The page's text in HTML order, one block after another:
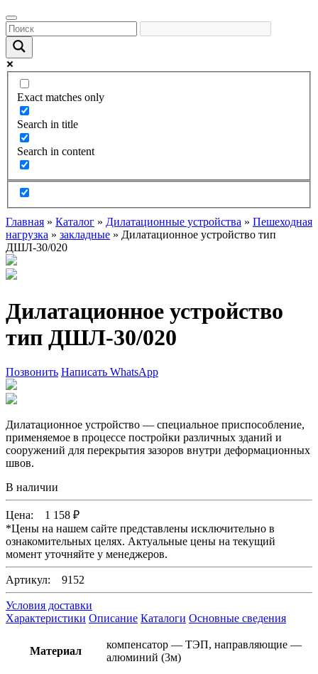
Exact matches only
Search in title
Search in content
Главная » Каталог » Дилатационные устройства » Пешеходная
нагрузка » закладные » Дилатационное устройство тип
ДШЛ-30/020
Дилатационное устройство
тип ДШЛ-30/020
Позвонить Написать WhatsApp
Дилатационное устройство — специальное приспособление,
применяемое в процессе постройки различных зданий и
сооружений для перекрытия зазоров внутри деформационных
швов.
В наличии
Цена: 1 158 ₽
*Цены на нашем сайте представлены исключительно в
ознакомительных целях. Актуальные цены на текущий
момент уточняйте у менеджеров.
Артикул: 9152
Условия доставки
Характеристики Описание Каталоги Основные сведения
Материал
компенсатор — ТЭП, направляющие —
алюминий (3м)